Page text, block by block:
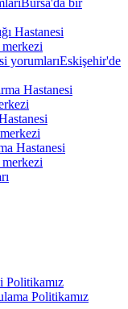
Bursa'da bir
Hastanesi
merkezi
yorumlarıEskişehir'de
Hastanesi
Hastanesi
merkezi
Politikamız
Politikamız